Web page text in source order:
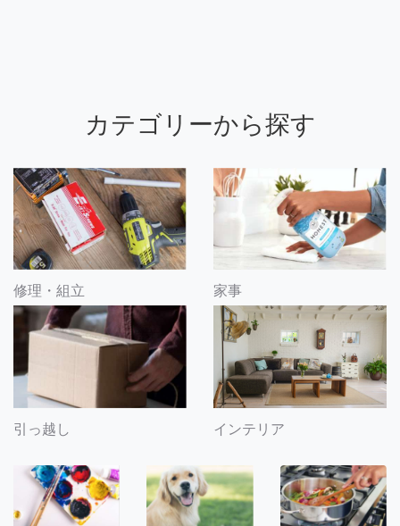
カテゴリーから探す
修理・組立 家事
引っ越し インテリア